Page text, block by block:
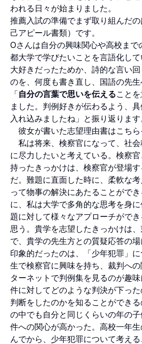
われる日々が始まりました。
推薦入試の準備でまず取り組んだの
己アピール書類）です。
Oさんは自分の興味関心や高校まで
都大学で学びたいことを言語化し
大好きだったためか、詩的な言い
のを、何度も書き直し、国語の先生
「自分の言葉で思いを伝えること
ました。判例好きが伝わるよう、
入れ込みましたね」と振り返ります
彼女が書いた志望理由書はこち
私は将来、検察官になって、社
に尽力したいと考えている。検察
持ったきっかけは、検察官が登場
だ。難題に直面した時に、柔軟な
って物事の解決にあたることがで
に、私は大学で多角的な思考を身
題に対して様々なアプローチがで
思う。貴学を志望したきっかけは
で、貴学の先生方との質疑応答の場
印象的だったのは、「少年犯罪」
生で検察官に興味を持ち、裁判へ
ターネットで判例集を見るのが趣
件に対してどのような判決が下っ
判断をしたのかを知ることができ
の中でも自分と同じくらいの年の
件への関心が高かった。高校一年
んでから、少年犯罪について考え